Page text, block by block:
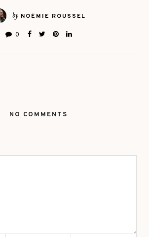
by NOËMIE ROUSSEL
0
NO COMMENTS